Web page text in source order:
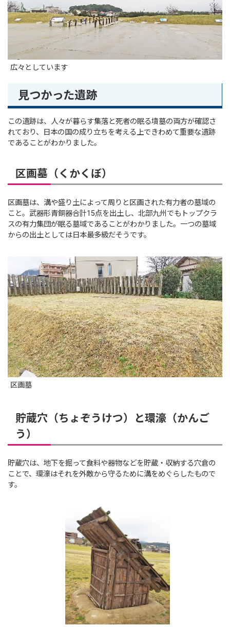
広々としています
見つかった遺跡
この遺跡は、人々が暮らす集落と死者の眠る墳墓の両方が確認さ
れており、日本の国の成り立ちを考える上できわめて重要な遺跡
であることがわかりました。
区画墓（くかくぼ）
区画墓は、溝や盛り土によって周りと区画された有力者の墓域の
こと。武器形青銅器合計15点を出土し、北部九州でもトップクラ
スの有力集団が眠る墓域であることがわかりました。一つの墓域
からの出土としては日本最多級だそうです。
区画墓
貯蔵穴（ちょぞうけつ）と環濠（かんご
う）
貯蔵穴は、地下を掘って食料や器物などを貯蔵・収納する穴倉の
ことで、環濠はそれを外敵から守るために溝をめぐらしたもので
す。